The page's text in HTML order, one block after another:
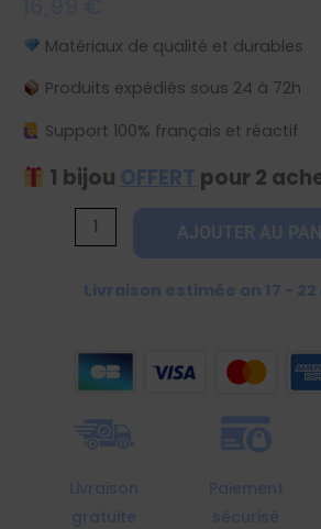
Matériaux de qualité et durables
Produits expédiés sous 24 à 72h
Support 100% français et réactif
1 bijou OFFERT pour 2
quantité
Boucle
dorées
AJOUTER AU
Livraison estimée on 17 -
Livraison
gratuite
Paiement
sécurisé